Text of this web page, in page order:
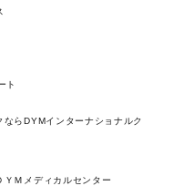
ト
らDYMインターナショナルク
Ｍメディカルセンター